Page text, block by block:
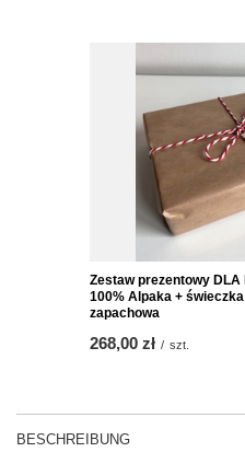
Zestaw prezentowy
100% Alpaka +
zapachowa
268,00 zł / szt.
BESCHREIBUNG